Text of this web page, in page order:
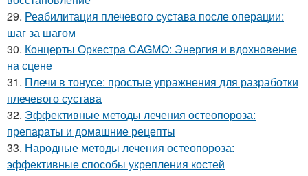
29. Реабилитация плечевого сустава после операции:
шаг за шагом
30. Концерты Оркестра CAGMO: Энергия и вдохновение
на сцене
31. Плечи в тонусе: простые упражнения для разработки
плечевого сустава
32. Эффективные методы лечения остеопороза:
препараты и домашние рецепты
33. Народные методы лечения остеопороза:
эффективные способы укрепления костей